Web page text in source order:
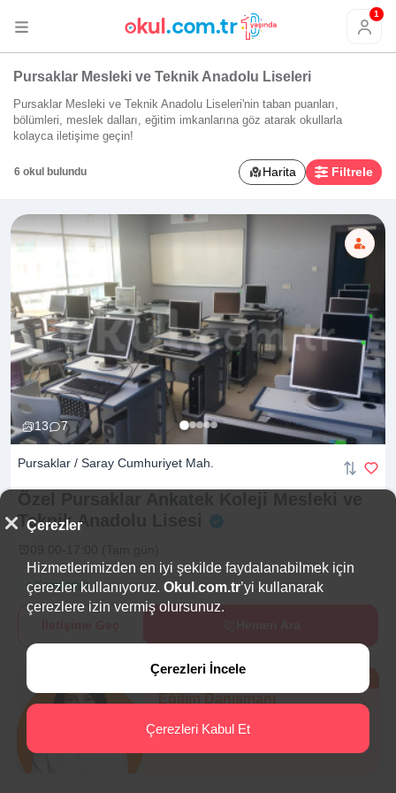
1
Pursaklar Mesleki ve Teknik Anadolu Liseleri
Pursaklar Mesleki ve Teknik Anadolu Liseleri'nin taban puanları,
bölümleri, meslek dalları, eğitim imkanlarına göz atarak okullarla
kolayca iletişime geçin!
6 okul bulundu Harita Filtrele
13 7
Pursaklar / Saray Cumhuriyet Mah.
Teknik Anadolu
+ Kampanya
Sana en uygun
Çerezler
Hizmetlerimizden en iyi şekilde faydalanabilmek için
çerezler kullanıyoruz. Okul.com.tr’yi kullanarak
çerezlere izin vermiş olursunuz.
Çerezleri İncele
Çerezleri Kabul Et